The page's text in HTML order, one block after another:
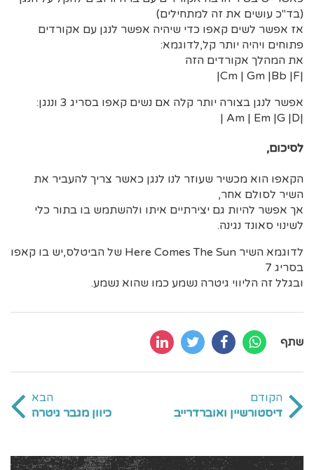
(בד"כ עושים את זה למתחילים)
אז אפשר לשים קאפו כדי שיהיה אפשר לנגן עם אקורדים
פתוחים ויהיה יותר קל,לדוגמא:
את המהלך אקורדים הזה
|Cm | Gm |Bb |F|
אפשר לנגן בצורה יותר קלה אם נשים קאפו בסריג 3 וננגן:
|Am | Em |G |D |
לסיכום,
הקאפו הוא מכשיר שעוזר לנו לנגן כאשר צריך להעביר את
השיר לסולם אחר,
אך אפשר להיות גם יצירתיים איתו ולהשתמש בו בתור כלי
לשינוי סאונד נגינה.
לדוגמא השיר Here Comes The Sun של הביטלס,יש בו קאפו
בסריג 7
ובגלל זה הליווי גיטרה נשמע כמו שהוא נשמע.
שתף
הקודם
דיסטורשיין ואוברדרייב
הבא
כיוון מגבר גיטרה